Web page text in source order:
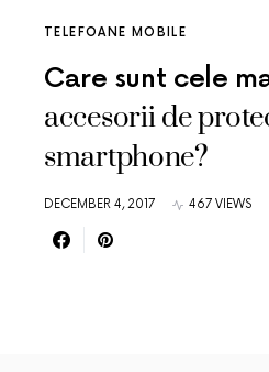
TELEFOANE MOBILE
Care sunt cele
accesorii de
smartphone?
DECEMBER 4, 2017 467 VIEWS